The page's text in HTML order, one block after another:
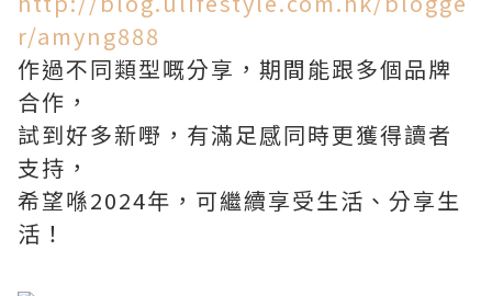
r/amyng888
作過不同類型嘅分享，期間能跟多個品牌
合作，
試到好多新嘢，有滿足感同時更獲得讀者
支持，
希望喺2024年，可繼續享受生活、分享生
活！